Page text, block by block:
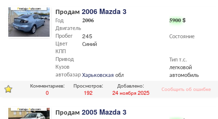
Продам 2006 Mazda 3
5900$
Состояние
Тип т.с.
легковой
автомобиль
Год
Двигатель
Пробег
Цвет
КПП
Привод
Кузов
автобазар
2006
245
Синий
Харьковская обл.,
Комментариев:
0
Просмотров:
192
Добавлено:
24 ноября 2025
Сообщить об ошибке
Продам 2005 Mazda 3